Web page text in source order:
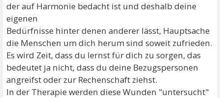
der auf Harmonie bedacht ist und deshalb deine
eigenen
Bedürfnisse hinter denen anderer lässt, Hauptsache
die Menschen um dich herum sind soweit zufrieden.
Es wird Zeit, dass du lernst für dich zu sorgen, das
bedeutet ja nicht, dass du deine Bezugspersonen
angreifst oder zur Rechenschaft ziehst.
In der Therapie werden diese Wunden "untersucht"